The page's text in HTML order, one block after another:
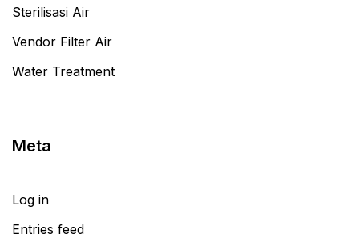
Sterilisasi Air
Vendor Filter Air
Water Treatment
Meta
Log in
Entries feed